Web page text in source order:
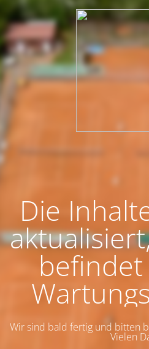
Die
Wir sind bald fertig und bitten
Vielen